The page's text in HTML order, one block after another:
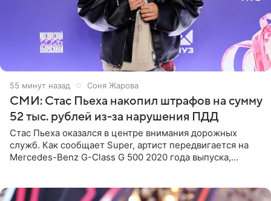
55 минут назад Соня Жарова
СМИ: Стас Пьеха накопил штрафов на сумму
52 тыс. рублей из-за нарушения ПДД
Стас Пьеха оказался в центре внимания дорожных
служб. Как сообщает Super, артист передвигается на
Mercedes-Benz G-Class G 500 2020 года выпуска,